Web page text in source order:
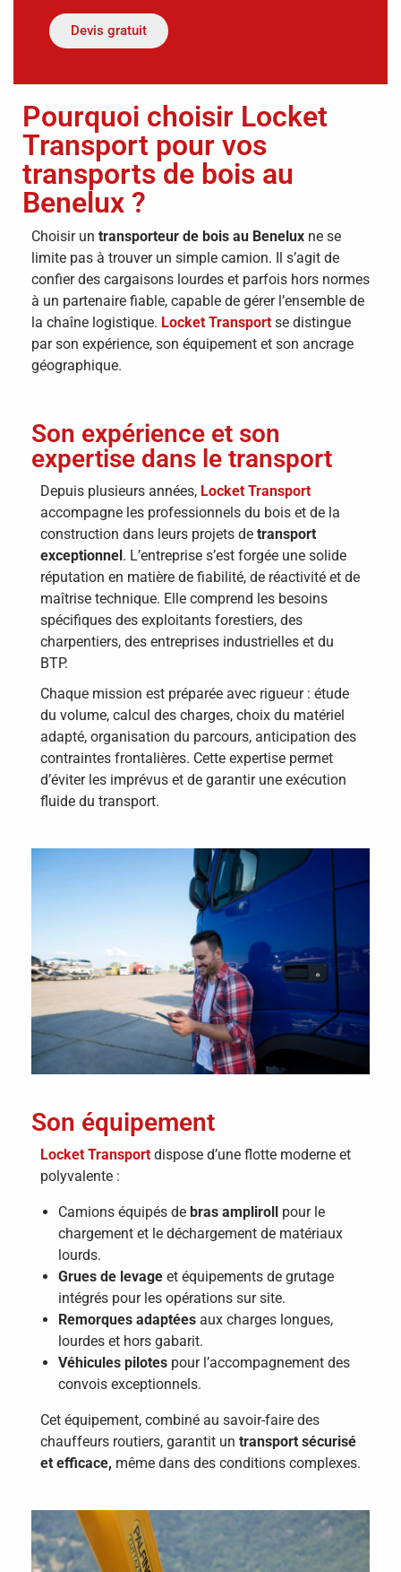
Devis gratuit
Pourquoi choisir Locket
Transport pour vos
transports de bois au
Benelux ?
Choisir un transporteur de bois au Benelux ne se
limite pas à trouver un simple camion. Il s’agit de
confier des cargaisons lourdes et parfois hors normes
à un partenaire fiable, capable de gérer l’ensemble de
la chaîne logistique. Locket Transport se distingue
par son expérience, son équipement et son ancrage
géographique.
Son expérience et son
expertise dans le transport
Depuis plusieurs années, Locket Transport
accompagne les professionnels du bois et de la
construction dans leurs projets de transport
exceptionnel. L’entreprise s’est forgée une solide
réputation en matière de fiabilité, de réactivité et de
maîtrise technique. Elle comprend les besoins
spécifiques des exploitants forestiers, des
charpentiers, des entreprises industrielles et du
BTP.
Chaque mission est préparée avec rigueur : étude
du volume, calcul des charges, choix du matériel
adapté, organisation du parcours, anticipation des
contraintes frontalières. Cette expertise permet
d’éviter les imprévus et de garantir une exécution
fluide du transport.
Son équipement
Locket Transport dispose d’une flotte moderne et
polyvalente :
Camions équipés de bras ampliroll pour le
chargement et le déchargement de matériaux
lourds.
Grues de levage et équipements de grutage
intégrés pour les opérations sur site.
Remorques adaptées aux charges longues,
lourdes et hors gabarit.
Véhicules pilotes pour l’accompagnement des
convois exceptionnels.
Cet équipement, combiné au savoir-faire des
chauffeurs routiers, garantit un transport sécurisé
et efficace, même dans des conditions complexes.